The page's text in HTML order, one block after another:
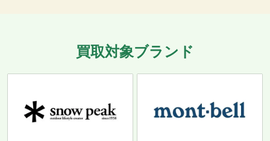
買取対象ブランド